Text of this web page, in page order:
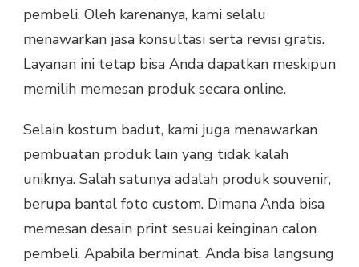
pembeli. Oleh karenanya, kami selalu
menawarkan jasa konsultasi serta revisi gratis.
Layanan ini tetap bisa Anda dapatkan meskipun
memilih memesan produk secara online.
Selain kostum badut, kami juga menawarkan
pembuatan produk lain yang tidak kalah
uniknya. Salah satunya adalah produk souvenir,
berupa bantal foto custom. Dimana Anda bisa
memesan desain print sesuai keinginan calon
pembeli. Apabila berminat, Anda bisa langsung